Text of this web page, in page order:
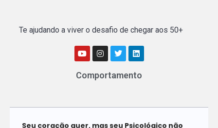
Te ajudando a viver o desafio de chegar aos 50+
Comportamento
Seu coração quer, mas seu Psicológico não